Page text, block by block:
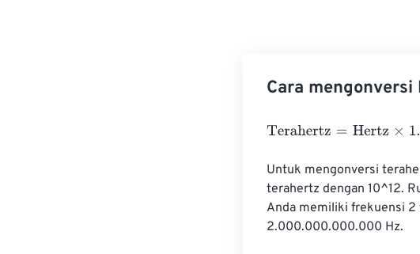
Cara
Terahertz=Hertz×1.0e -12
Untuk mengonversi
terahertz dengan 10^12.
Anda memiliki frekuensi 2
2.000.000.000.000 Hz.